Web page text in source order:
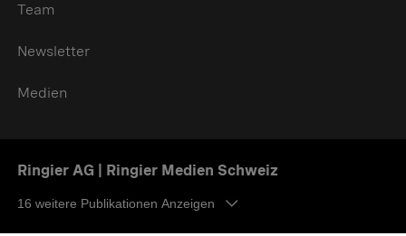
Team
Newsletter
Medien
Ringier AG | Ringier Medien Schweiz
16 weitere Publikationen Anzeigen